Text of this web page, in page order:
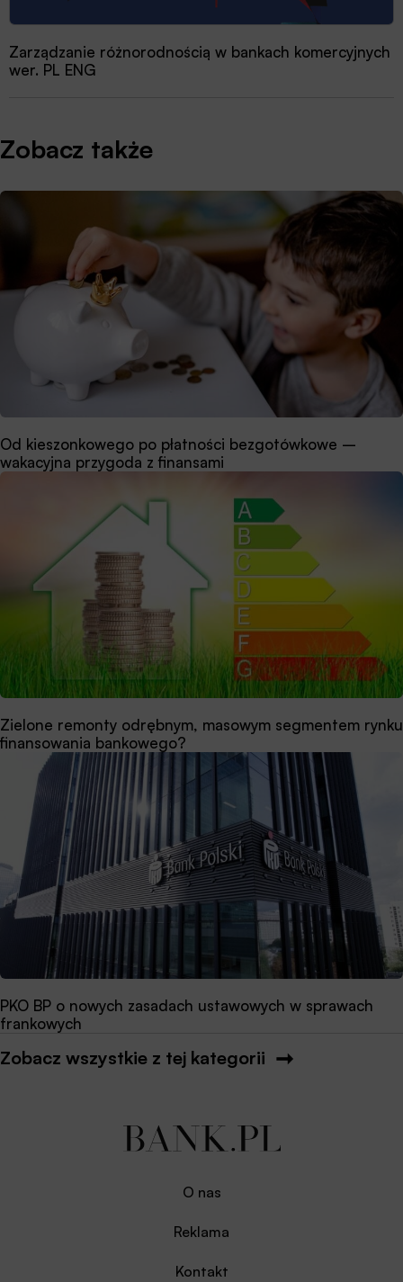
Zarządzanie różnorodnością w bankach komercyjnych
wer. PL ENG
Zobacz także
Od kieszonkowego po płatności bezgotówkowe –
wakacyjna przygoda z finansami
Zielone remonty odrębnym, masowym segmentem rynku
finansowania bankowego?
PKO BP o nowych zasadach ustawowych w sprawach
frankowych
Zobacz wszystkie z tej kategorii
O nas
Reklama
Kontakt